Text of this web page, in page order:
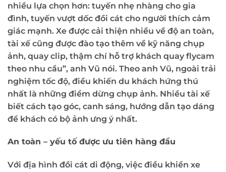
nhiều lựa chọn hơn: tuyến nhẹ nhàng cho gia
đình, tuyến vượt dốc đồi cát cho người thích cảm
giác mạnh. Xe được cải thiện nhiều về độ an toàn,
tài xế cũng được đào tạo thêm về kỹ năng chụp
ảnh, quay clip, thậm chí hỗ trợ khách quay flycam
theo nhu cầu”, anh Vũ nói. Theo anh Vũ, ngoài trải
nghiệm tốc độ, điều khiến du khách hứng thú
nhất là những điểm dừng chụp ảnh. Nhiều tài xế
biết cách tạo góc, canh sáng, hướng dẫn tạo dáng
để khách có bộ ảnh ưng ý nhất.
An toàn – yếu tố được ưu tiên hàng đầu
Với địa hình đồi cát di động, việc điều khiển xe